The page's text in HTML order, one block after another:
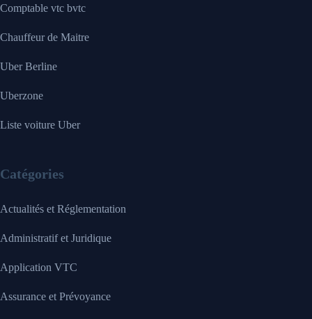
Comptable vtc bvtc
Chauffeur de Maitre
Uber Berline
Uberzone
Liste voiture Uber
Catégories
Actualités et Réglementation
Administratif et Juridique
Application VTC
Assurance et Prévoyance